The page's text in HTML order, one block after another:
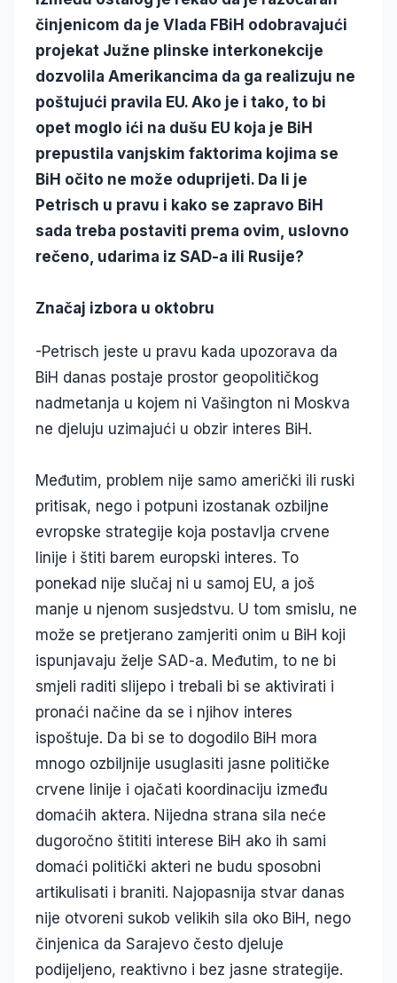
činjenicom da je Vlada FBiH odobravajući
projekat Južne plinske interkonekcije
dozvolila Amerikancima da ga realizuju ne
poštujući pravila EU. Ako je i tako, to bi
opet moglo ići na dušu EU koja je BiH
prepustila vanjskim faktorima kojima se
BiH očito ne može oduprijeti. Da li je
Petrisch u pravu i kako se zapravo BiH
sada treba postaviti prema ovim, uslovno
rečeno, udarima iz SAD-a ili Rusije?
Značaj izbora u oktobru
-Petrisch jeste u pravu kada upozorava da
BiH danas postaje prostor geopolitičkog
nadmetanja u kojem ni Vašington ni Moskva
ne djeluju uzimajući u obzir interes BiH.
Međutim, problem nije samo američki ili ruski
pritisak, nego i potpuni izostanak ozbiljne
evropske strategije koja postavlja crvene
linije i štiti barem europski interes. To
ponekad nije slučaj ni u samoj EU, a još
manje u njenom susjedstvu. U tom smislu, ne
može se pretjerano zamjeriti onim u BiH koji
ispunjavaju želje SAD-a. Međutim, to ne bi
smjeli raditi slijepo i trebali bi se aktivirati i
pronaći načine da se i njihov interes
ispoštuje. Da bi se to dogodilo BiH mora
mnogo ozbiljnije usuglasiti jasne političke
crvene linije i ojačati koordinaciju između
domaćih aktera. Nijedna strana sila neće
dugoročno štititi interese BiH ako ih sami
domaći politički akteri ne budu sposobni
artikulisati i braniti. Najopasnija stvar danas
nije otvoreni sukob velikih sila oko BiH, nego
činjenica da Sarajevo često djeluje
podijeljeno, reaktivno i bez jasne strategije.